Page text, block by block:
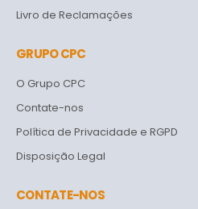
Livro de Reclamações
GRUPO CPC
O Grupo CPC
Contate-nos
Política de Privacidade e RGPD
Disposição Legal
CONTATE-NOS